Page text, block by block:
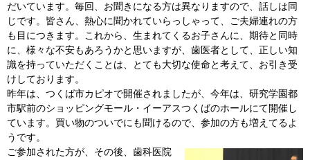
だいています。毎回、お聞きになる方は異なりますので、話しは同
じです。皆さん、熱心に聞かれていらっしゃって、ご夫婦連れの方
も目につきます。これから、生まれてくるお子さんに、期待と同時
に、様々な不安もあろうかと思いますが、歯医者として、正しい知
識を持っていただくことは、とても大切な使命と考えて、お引き受
けしております。
昨年は、つくば市カピオで開催されましたが、今年は、研究学園都
市駅前のショッピングモール・イーアスつくばのホールにて開催し
ています。買い物のついでにも聞けるので、参加の方も増えてるよ
うです。
ご参加された方が、その後、歯科医院